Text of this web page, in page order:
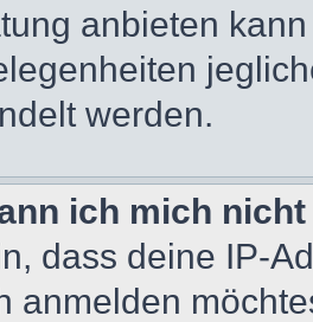
anbieten
werden.
ich mich
dass deine IP-
anmelden